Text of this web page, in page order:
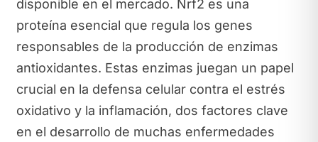
disponible en el mercado. Nrf2 es una
proteína esencial que regula los genes
responsables de la producción de enzimas
antioxidantes. Estas enzimas juegan un papel
crucial en la defensa celular contra el estrés
oxidativo y la inflamación, dos factores clave
en el desarrollo de muchas enfermedades